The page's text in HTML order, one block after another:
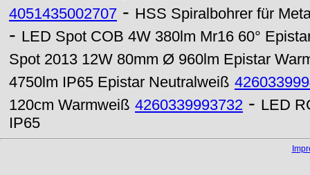
4051435002707 - HSS Spiralbohrer für
- LED Spot COB 4W 380lm Mr16 60°
Spot 2013 12W 80mm Ø 960lm Epistar
4750lm IP65 Epistar Neutralweiß
120cm Warmweiß 4260339993732 - LED
IP65